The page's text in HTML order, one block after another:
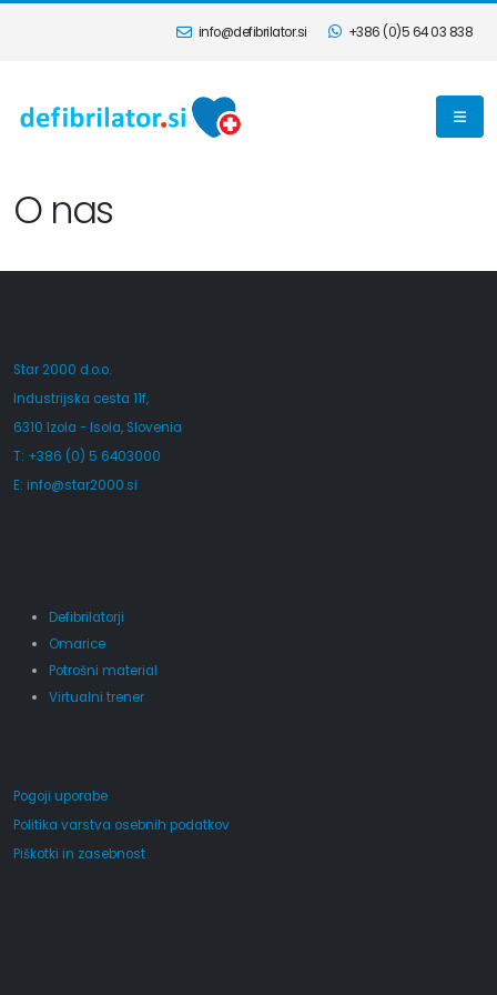
info@defibrilator.si +386 (0)5 64 03 838
O nas
Star 2000 d.o.o.
Industrijska cesta 11f,
6310 Izola - Isola, Slovenia
T: +386 (0) 5 6403000
E: info@star2000.si
Defibrilatorji
Omarice
Potrošni material
Virtualni trener
Pogoji uporabe
Politika varstva osebnih podatkov
Piškotki in zasebnost